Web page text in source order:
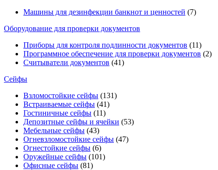
Машины для дезинфекции банкнот и ценностей (7)
Оборудование для проверки документов
Приборы для контроля подлинности документов (11)
Программное обеспечение для проверки документов (2)
Считыватели документов (41)
Сейфы
Взломостойкие сейфы (131)
Встраиваемые сейфы (41)
Гостиничные сейфы (11)
Депозитные сейфы и ячейки (53)
Мебельные сейфы (43)
Огневзломостойкие сейфы (47)
Огнестойкие сейфы (6)
Оружейные сейфы (101)
Офисные сейфы (81)